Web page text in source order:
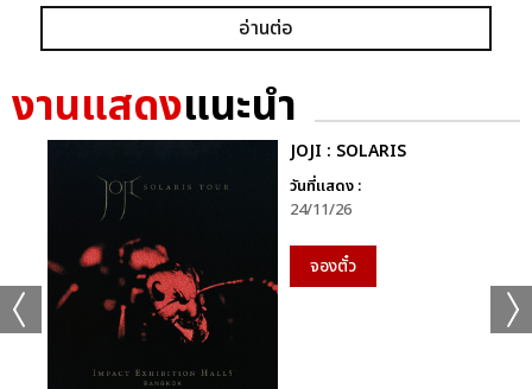
อ่านต่อ
งานแสดงแนะนำ
JOJI : SOLARIS
วันที่แสดง :
24/11/26
จองตั๋ว